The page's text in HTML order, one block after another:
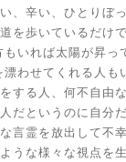
、辛い、ひとりぼ
を歩いているだけ
もいれば太陽が昇っ
漂わせてくれる人も
する人、何不自由
だというのに自分
言霊を放出して不
うな様々な視点を